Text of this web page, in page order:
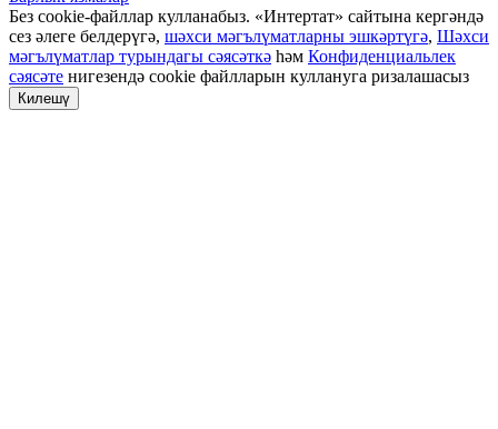
Без cookie-файллар кулланабыз. «Интертат» сайтына кергәндә
сез әлеге белдерүгә, шәхси мәгълүматларны эшкәртүгә, Шәхси
мәгълүматлар турындагы сәясәткә һәм Конфиденциальлек
сәясәте нигезендә cookie файлларын куллануга ризалашасыз
Килешү